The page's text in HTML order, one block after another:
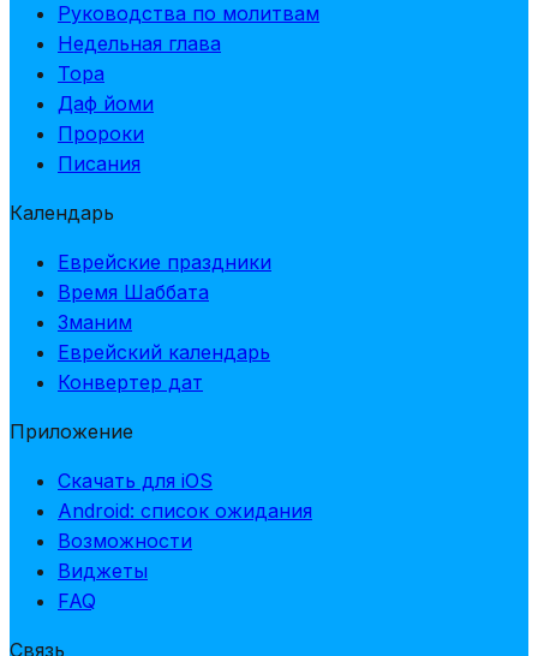
Руководства по молитвам
Недельная глава
Тора
Даф йоми
Пророки
Писания
Календарь
Еврейские праздники
Время Шаббата
Зманим
Еврейский календарь
Конвертер дат
Приложение
Скачать для iOS
Android: список ожидания
Возможности
Виджеты
FAQ
Связь